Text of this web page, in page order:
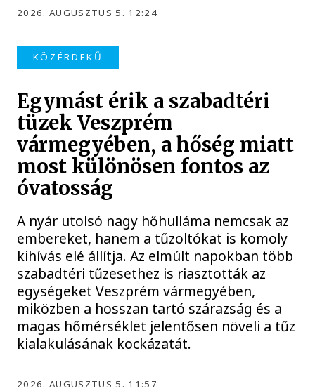
2026. AUGUSZTUS 5. 12:24
KÖZÉRDEKŰ
Egymást érik a szabadtéri
tüzek Veszprém
vármegyében, a hőség miatt
most különösen fontos az
óvatosság
A nyár utolsó nagy hőhulláma nemcsak az
embereket, hanem a tűzoltókat is komoly
kihívás elé állítja. Az elmúlt napokban több
szabadtéri tűzesethez is riasztották az
egységeket Veszprém vármegyében,
miközben a hosszan tartó szárazság és a
magas hőmérséklet jelentősen növeli a tűz
kialakulásának kockázatát.
2026. AUGUSZTUS 5. 11:57